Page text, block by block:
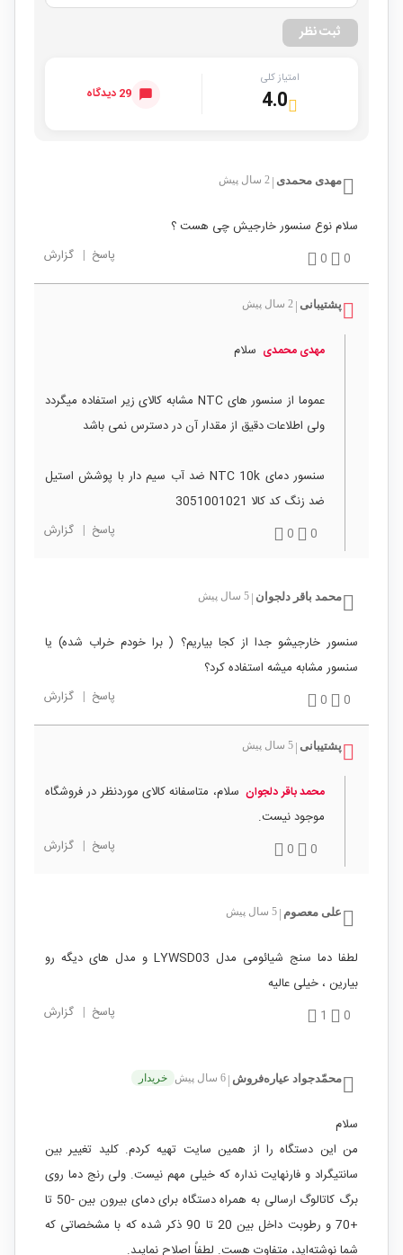
ثبت نظر
امتیاز کلی
4.0 29 دیدگاه
مهدی محمدی 2 سال پیش
سلام نوع سنسور خارجیش چی هست ؟
0
0 پاسخ | گزارش
پشتیبانی 2 سال پیش
مهدی محمدی سلام
عموما از سنسور های NTC مشابه کالای زیر استفاده میگردد
ولی اطلاعات دقیق از مقدار آن در دسترس نمی باشد
سنسور دمای NTC 10k ضد آب سیم دار با پوشش استیل
ضد زنگ کد کالا 3051001021
0
0 پاسخ | گزارش
محمد باقر دلجوان 5 سال پیش
سنسور خارجیشو جدا از کجا بیاریم؟ ( برا خودم خراب شده) یا
سنسور مشابه میشه استفاده کرد؟
0
0 پاسخ | گزارش
پشتیبانی 5 سال پیش
محمد باقر دلجوان سلام، متاسفانه کالای موردنظر در فروشگاه
موجود نیست.
0
0 پاسخ | گزارش
علی معصوم 5 سال پیش
لطفا دما سنج شیائومی مدل LYWSD03 و مدل های دیگه رو
بیارین ، خیلی عالیه
0
1 پاسخ | گزارش
محمّدجواد عیاره‌فروش 6 سال پیش خریدار
سلام
من این دستگاه را از همین سایت تهیه کردم. کلید تغییر بین
سانتیگراد و فارنهایت نداره که خیلی مهم نیست. ولی رنج دما روی
برگ کاتالوگ ارسالی به همراه دستگاه برای دمای بیرون بین -50 تا
+70 و رطوبت داخل بین 20 تا 90 ذکر شده که با مشخصاتی که
شما نوشته‌اید، متفاوت هست. لطفاً اصلاح نمایید.